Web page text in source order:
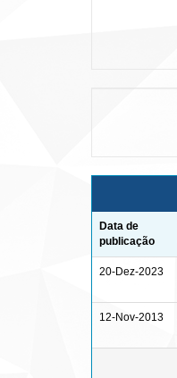
Data de
publicação
20-Dez-2023
12-Nov-2013